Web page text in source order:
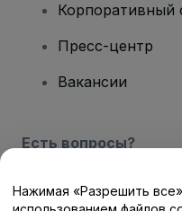
Корпоративный
Пресс-центр
Вакансии
Есть вопросы?
Центр помощи /
Нажимая «Разрешить